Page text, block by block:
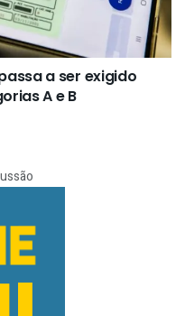
a ser exigido
A e B